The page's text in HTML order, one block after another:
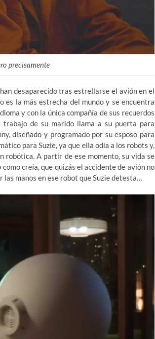
precisamente
desaparecido tras estrellarse el avión en el
es la más estrecha del mundo y se encuentra
y con la única compañía de sus recuerdos
trabajo de su marido llama a su puerta para
diseñado y programado por su esposo para
para Suzie, ya que ella odia a los robots y,
robótica. A partir de ese momento, su vida se
creía, que quizás el accidente de avión no
manos en ese robot que Suzie detesta…